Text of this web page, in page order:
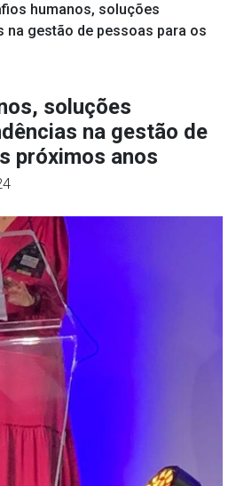
humanos, soluções
na gestão de pessoas para os
soluções
na gestão de
próximos anos